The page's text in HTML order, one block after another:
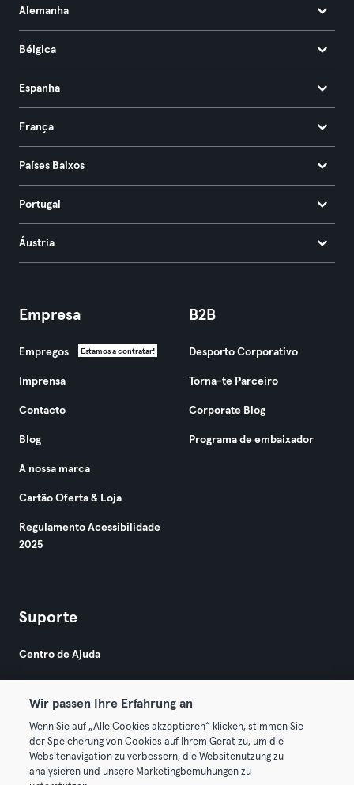
Alemanha
Bélgica
Espanha
França
Países Baixos
Portugal
Áustria
Empresa
Empregos Estamos a contratar!
Imprensa
Contacto
Blog
A nossa marca
Cartão Oferta & Loja
Regulamento Acessibilidade
2025
B2B
Desporto Corporativo
Torna-te Parceiro
Corporate Blog
Programa de embaixador
Suporte
Centro de Ajuda
© 2026 Urban Sports Group GmbH. All rights reserved.
Wir passen Ihre Erfahrung an
Wenn Sie auf „Alle Cookies akzeptieren“ klicken, stimmen Sie
der Speicherung von Cookies auf Ihrem Gerät zu, um die
Websitenavigation zu verbessern, die Websitenutzung zu
analysieren und unsere Marketingbemühungen zu